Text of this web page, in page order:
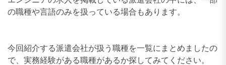
の職種や言語のみを扱っている場合もあります。
今回紹介する派遣会社が扱う職種を一覧にまとめましたの
で、実務経験がある職種があるか探してみてください。